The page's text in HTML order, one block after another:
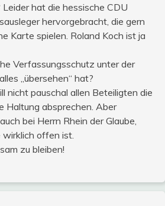
hat die hessische CDU
hervorgebracht, die gern
Karte spielen. Roland Koch ist ja
Verfassungsschutz unter der
„übersehen“ hat?
nicht pauschal allen Beteiligten die
Haltung absprechen. Aber
bei Herrn Rhein der Glaube,
offen ist.
zu bleiben!